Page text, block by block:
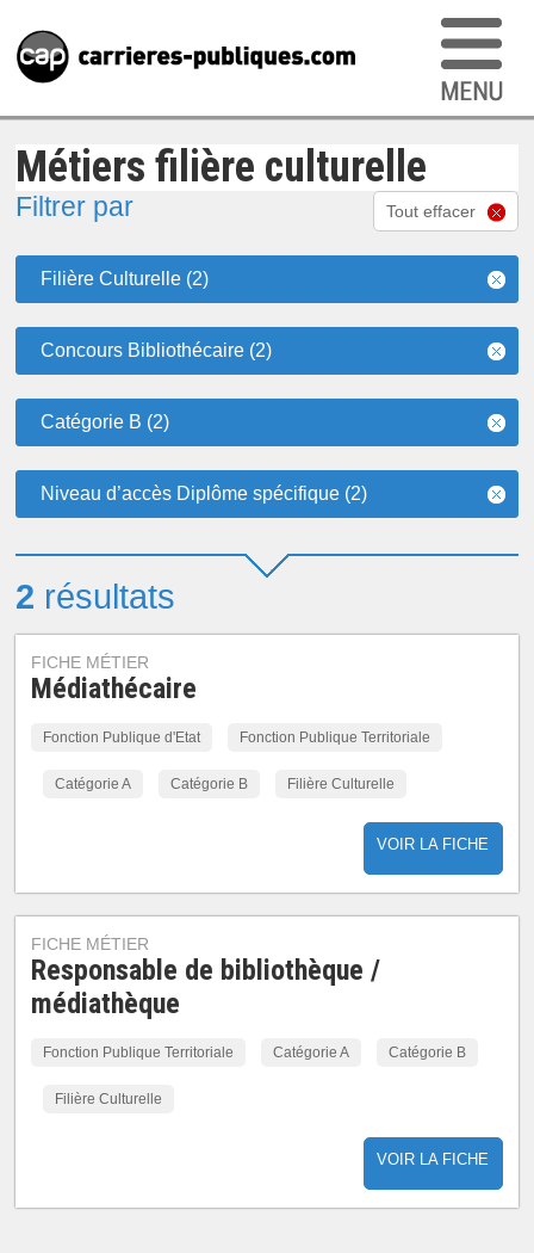
Métiers filière culturelle
Filtrer par Tout effacer
Filière Culturelle (2)
Concours Bibliothécaire (2)
Catégorie B (2)
Niveau d’accès Diplôme spécifique (2)
2 résultats
FICHE MÉTIER
Médiathécaire
Fonction Publique d'Etat Fonction Publique Territoriale
Catégorie A Catégorie B Filière Culturelle
VOIR LA FICHE
FICHE MÉTIER
Responsable de bibliothèque /
médiathèque
Fonction Publique Territoriale Catégorie A Catégorie B
Filière Culturelle
VOIR LA FICHE